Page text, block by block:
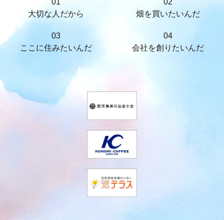
大切な人だから
畑を買いたいんだ
03
ここに住みたいんだ
04
会社を創りたいんだ